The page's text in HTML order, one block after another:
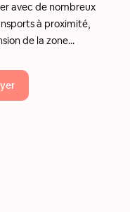
avec de nombreux
à proximité,
de la zone...